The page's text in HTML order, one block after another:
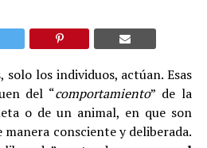
solo los individuos, actúan. Esas
del “comportamiento” de la
o de un animal, en que son
manera consciente y deliberada.